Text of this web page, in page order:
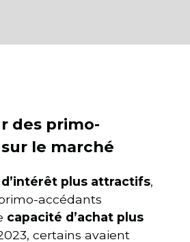
des primo-
le marché
plus attractifs,
accédants
capacité d’achat plus
certains avaient